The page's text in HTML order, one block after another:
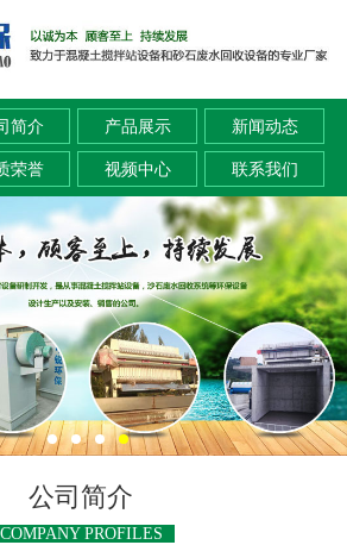
简介 产品展示 新闻动态
荣誉 视频中心 联系我们
公司简介
COMPANY PROFILES